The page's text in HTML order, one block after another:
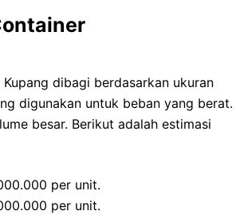
dibagi berdasarkan ukuran
digunakan untuk beban yang berat.
besar. Berikut adalah estimasi
per unit.
per unit.